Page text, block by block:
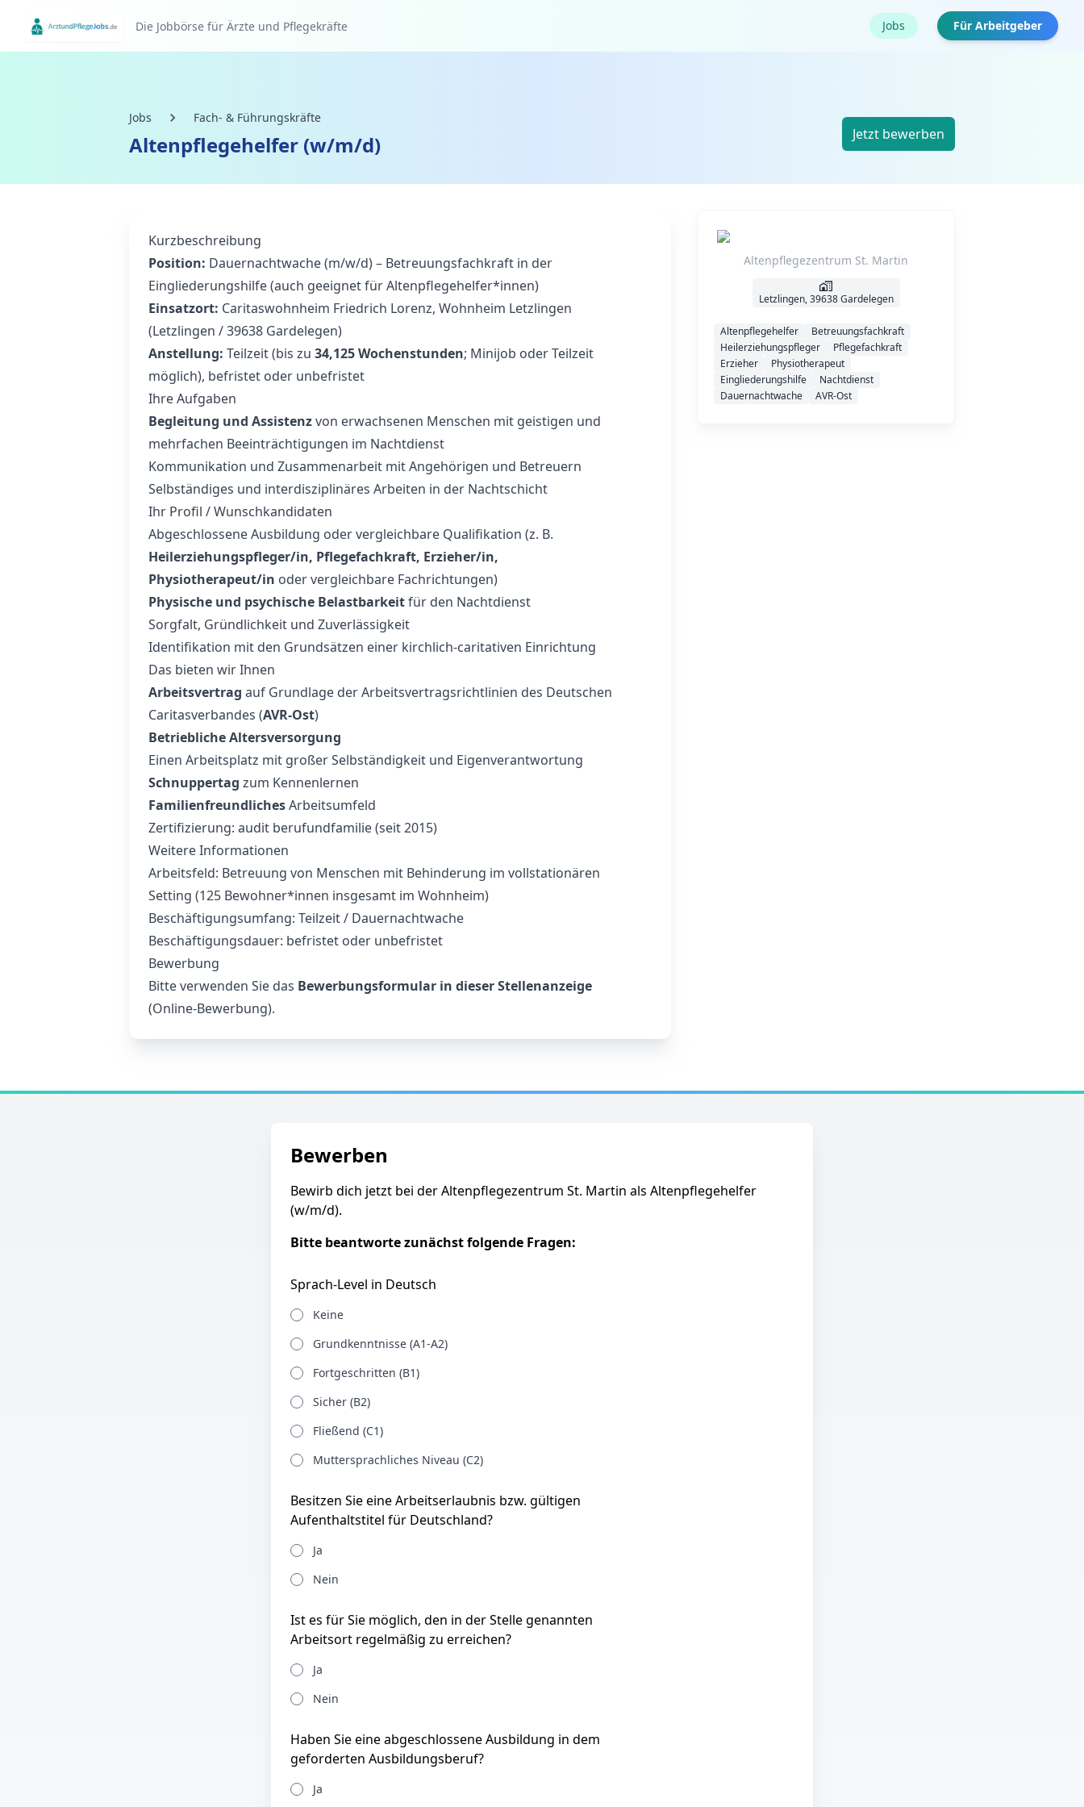
Die Jobbörse für Ärzte und Pflegekräfte Jobs Für Arbeitgeber
Jobs Fach- & Führungskräfte
Altenpflegehelfer (w/m/d) Jetzt bewerben
Kurzbeschreibung
Position: Dauernachtwache (m/w/d) – Betreuungsfachkraft in der
Eingliederungshilfe (auch geeignet für Altenpflegehelfer*innen)
Einsatzort: Caritaswohnheim Friedrich Lorenz, Wohnheim Letzlingen
(Letzlingen / 39638 Gardelegen)
Anstellung: Teilzeit (bis zu 34,125 Wochenstunden; Minijob oder Teilzeit
möglich), befristet oder unbefristet
Ihre Aufgaben
Begleitung und Assistenzvon erwachsenen Menschen mit geistigen und
mehrfachen Beeinträchtigungen im Nachtdienst
Kommunikation und Zusammenarbeit mit Angehörigen und Betreuern
Selbständiges und interdisziplinäres Arbeiten in der Nachtschicht
Ihr Profil / Wunschkandidaten
Abgeschlossene Ausbildung oder vergleichbare Qualifikation (z. B.
Heilerziehungspfleger/in, Pflegefachkraft, Erzieher/in,
Physiotherapeut/in oder vergleichbare Fachrichtungen)
Physische und psychische Belastbarkeitfür den Nachtdienst
Sorgfalt, Gründlichkeit und Zuverlässigkeit
Identifikation mit den Grundsätzen einer kirchlich-caritativen Einrichtung
Das bieten wir Ihnen
Arbeitsvertrag auf Grundlage der Arbeitsvertragsrichtlinien des Deutschen
Caritasverbandes (AVR-Ost)
Betriebliche Altersversorgung
Einen Arbeitsplatz mit großer Selbständigkeit und Eigenverantwortung
Schnuppertag zum Kennenlernen
FamilienfreundlichesArbeitsumfeld
Zertifizierung: audit berufundfamilie (seit 2015)
Weitere Informationen
Arbeitsfeld: Betreuung von Menschen mit Behinderung im vollstationären
Setting (125 Bewohner*innen insgesamt im Wohnheim)
Beschäftigungsumfang: Teilzeit / Dauernachtwache
Beschäftigungsdauer: befristet oder unbefristet
Bewerbung
Bitte verwenden Sie das Bewerbungsformular in dieser Stellenanzeige
(Online-Bewerbung).
Altenpflegezentrum St. Martin
Letzlingen, 39638 Gardelegen
Altenpflegehelfer
Betreuungsfachkraft
Heilerziehungspfleger
Pflegefachkraft
Erzieher
Physiotherapeut
Eingliederungshilfe
Nachtdienst
Dauernachtwache
AVR-Ost
Bewerben
Bewirb dich jetzt bei der Altenpflegezentrum St. Martin als Altenpflegehelfer
(w/m/d).
Bitte beantworte zunächst folgende Fragen:
Sprach-Level in Deutsch
Keine
Grundkenntnisse (A1-A2)
Fortgeschritten (B1)
Sicher (B2)
Fließend (C1)
Muttersprachliches Niveau (C2)
Besitzen Sie eine Arbeitserlaubnis bzw. gültigen
Aufenthaltstitel für Deutschland?
Ja
Nein
Ist es für Sie möglich, den in der Stelle genannten
Arbeitsort regelmäßig zu erreichen?
Ja
Nein
Haben Sie eine abgeschlossene Ausbildung in dem
geforderten Ausbildungsberuf?
Ja